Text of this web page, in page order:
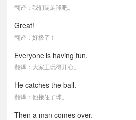
翻译：我们踢足球吧。
Great!
翻译：好极了！
Everyone is having fun.
翻译：大家正玩得开心。
He catches the ball.
翻译：他接住了球。
Then a man comes over.